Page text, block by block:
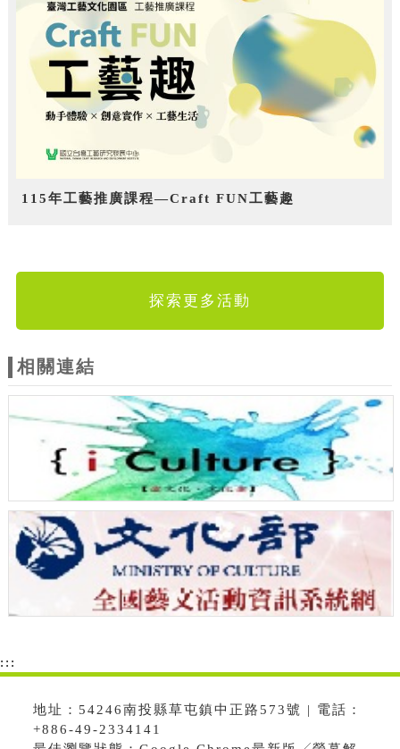
115年工藝推廣課程—Craft FUN工藝趣
探索更多活動
相關連結
:::
地址：54246南投縣草屯鎮中正路573號 | 電話：
+886-49-2334141